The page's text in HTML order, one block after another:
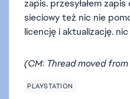
zapis. przesyłałem
sieciowy też nic nie
licencję i aktualizację.
(CM: Thread moved
PLAYSTATION